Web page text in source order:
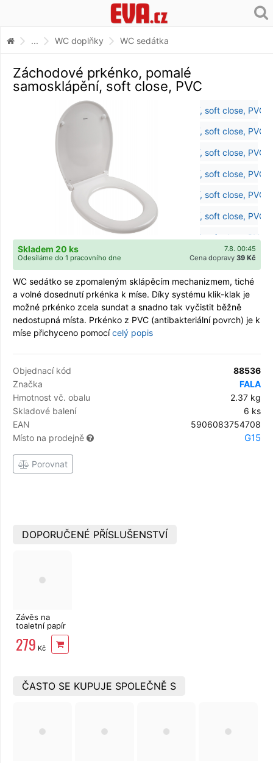
... WC doplňky WC sedátka
Záchodové prkénko, pomalé
samosklápění, soft close, PVC
7.8. 00:45
Skladem 20 ks
Cena dopravy 39 Kč
Odesíláme do 1 pracovního dne
WC sedátko se zpomaleným sklápěcím mechanizmem, tiché
a volné dosednutí prkénka k míse. Díky systému klik-klak je
možné prkénko zcela sundat a snadno tak vyčistit běžně
nedostupná místa. Prkénko z PVC (antibakteriální povrch) je k
míse přichyceno pomocí celý popis
Objednací kód
88536
Značka
FALA
Hmotnost vč. obalu
2.37 kg
Skladové balení
6 ks
EAN
5906083754708
Místo na prodejně
G15
Porovnat
DOPORUČENÉ PŘÍSLUŠENSTVÍ
Závěs na
toaletní papír
279 Kč
ČASTO SE KUPUJE SPOLEČNĚ S